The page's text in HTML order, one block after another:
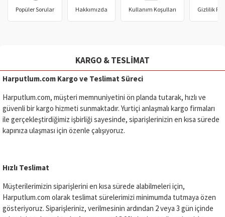
Popüler Sorular Hakkımızda Kullanım Koşulları Gizlilik
KARGO & TESLIMAT
Harputlum.com Kargo ve Teslimat Süreci
Harputlum.com, müşteri memnuniyetini ön planda tutarak, hızlı ve
güvenli bir kargo hizmeti sunmaktadır. Yurtiçi anlaşmalı kargo firmaları
ile gerçekleştirdiğimiz işbirliği sayesinde, siparişlerinizin en kısa sürede
kapınıza ulaşması için özenle çalışıyoruz.
Hızlı Teslimat
Müşterilerimizin siparişlerini en kısa sürede alabilmeleri için,
Harputlum.com olarak teslimat sürelerimizi minimumda tutmaya özen
gösteriyoruz. Siparişleriniz, verilmesinin ardından 2 veya 3 gün içinde